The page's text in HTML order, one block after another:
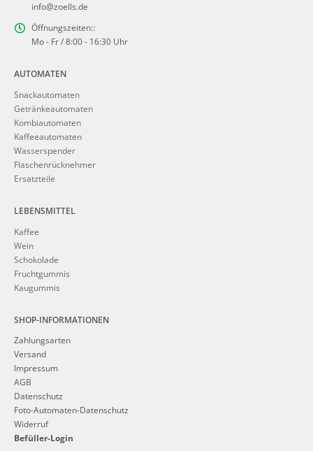
info@zoells.de
Öffnungszeiten::
Mo - Fr / 8:00 - 16:30 Uhr
AUTOMATEN
Snackautomaten
Getränkeautomaten
Kombiautomaten
Kaffeeautomaten
Wasserspender
Flaschenrücknehmer
Ersatzteile
LEBENSMITTEL
Kaffee
Wein
Schokolade
Fruchtgummis
Kaugummis
SHOP-INFORMATIONEN
Zahlungsarten
Versand
Impressum
AGB
Datenschutz
Foto-Automaten-Datenschutz
Widerruf
Befüller-Login